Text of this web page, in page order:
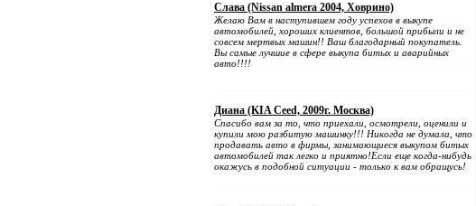
Слава (Nissan almera 2004, Ховрино)
Желаю Вам в наступившем году успехов в выкупе
автомобилей, хороших клиентов, большой прибыли и не
совсем мертвых машин!! Ваш благодарный покупатель.
Вы самые лучшие в сфере выкупа битых и аварийных
авто!!!!
Диана (KIA Ceed, 2009г. Москва)
Спасибо вам за то, что приехали, осмотрели, оценили и
купили мою разбитую машинку!!! Никогда не думала, что
продавать авто в фирмы, занимающиеся выкупом битых
автомобилей так легко и приятно!Если еще когда-нибудь
окажусь в подобной ситуации - только к вам обращусь!